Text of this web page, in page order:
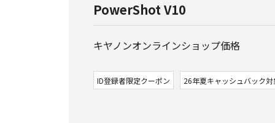
PowerShot V10
キヤノンオンラインショップ価格
ID登録者限定クーポン 26年夏キャッシュバック対